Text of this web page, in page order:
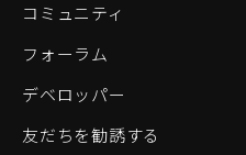
コミュニティ
フォーラム
デベロッパー
友だちを勧誘する